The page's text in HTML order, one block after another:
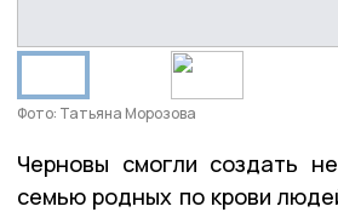
Фото: Татьяна Морозова
Черновы смогли создать
семью родных по крови